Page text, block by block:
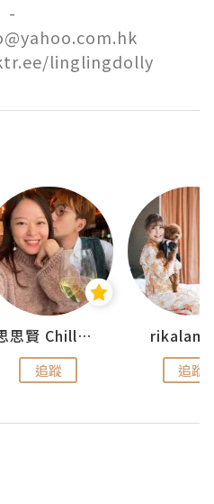
-
linglingdolly
思思賢 ChillMyBabe
追蹤 追蹤